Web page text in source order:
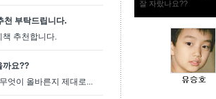
천 부탁드립니다.
책 추천합니다.
까요??
엇이 올바른지 제대로...
잘 자랐나요??